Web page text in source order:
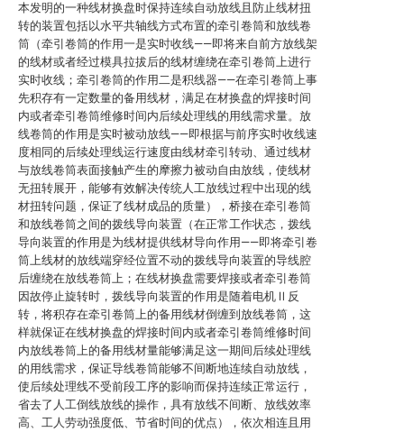
本发明的一种线材换盘时保持连续自动放线且防止线材扭
转的装置包括以水平共轴线方式布置的牵引卷筒和放线卷
筒（牵引卷筒的作用一是实时收线——即将来自前方放线架
的线材或者经过模具拉拔后的线材缠绕在牵引卷筒上进行
实时收线；牵引卷筒的作用二是积线器——在牵引卷筒上事
先积存有一定数量的备用线材，满足在材换盘的焊接时间
内或者牵引卷筒维修时间内后续处理线的用线需求量。放
线卷筒的作用是实时被动放线——即根据与前序实时收线速
度相同的后续处理线运行速度由线材牵引转动、通过线材
与放线卷筒表面接触产生的摩擦力被动自由放线，使线材
无扭转展开，能够有效解决传统人工放线过程中出现的线
材扭转问题，保证了线材成品的质量），桥接在牵引卷筒
和放线卷筒之间的拨线导向装置（在正常工作状态，拨线
导向装置的作用是为线材提供线材导向作用——即将牵引卷
筒上线材的放线端穿经位置不动的拨线导向装置的导线腔
后缠绕在放线卷筒上；在线材换盘需要焊接或者牵引卷筒
因故停止旋转时，拨线导向装置的作用是随着电机Ⅱ反
转，将积存在牵引卷筒上的备用线材倒缠到放线卷筒，这
样就保证在线材换盘的焊接时间内或者牵引卷筒维修时间
内放线卷筒上的备用线材量能够满足这一期间后续处理线
的用线需求，保证导线卷筒能够不间断地连续自动放线，
使后续处理线不受前段工序的影响而保持连续正常运行，
省去了人工倒线放线的操作，具有放线不间断、放线效率
高、工人劳动强度低、节省时间的优点），依次相连且用